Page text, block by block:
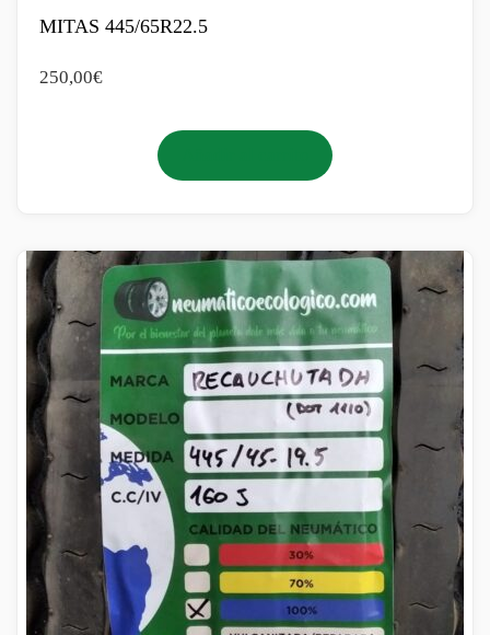
MITAS 445/65R22.5
250,00€